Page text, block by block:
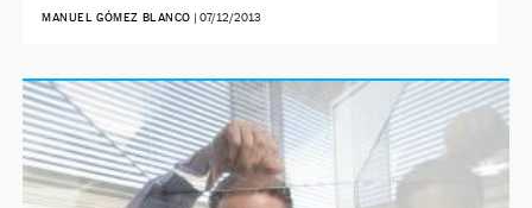
MANUEL GÓMEZ BLANCO |07/12/2013